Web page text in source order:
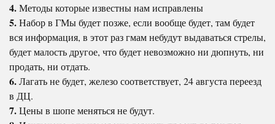
4.Методы которые известны нам исправлены
5.Набор в ГМы будет позже, если вообще будет, там будет
вся информация, в этот раз гмам небудут выдаваться стрелы,
будет малость другое, что будет невозможно ни дюпнуть, ни
продать, ни отдать.
6.Лагать не будет, железо соответствует, 24 августа переезд
в ДЦ.
7.Цены в шопе меняться не будут.